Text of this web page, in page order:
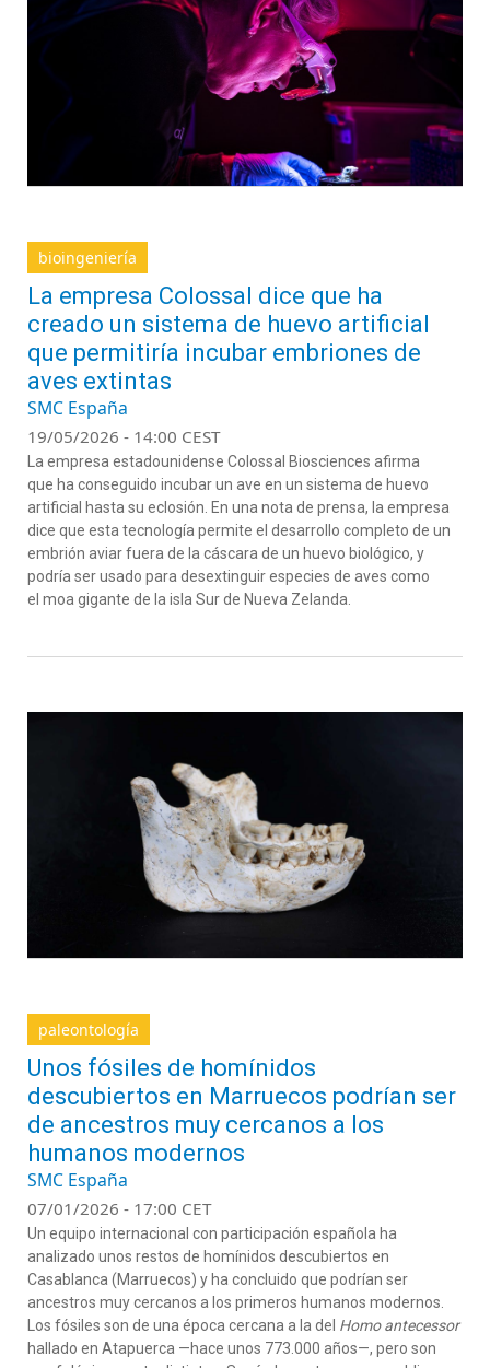
bioingeniería
La empresa Colossal dice que ha
creado un sistema de huevo artificial
que permitiría incubar embriones de
aves extintas
SMC España
19/05/2026 - 14:00 CEST
La empresa estadounidense Colossal Biosciences afirma
que ha conseguido incubar un ave en un sistema de huevo
artificial hasta su eclosión. En una nota de prensa, la empresa
dice que esta tecnología permite el desarrollo completo de un
embrión aviar fuera de la cáscara de un huevo biológico, y
podría ser usado para desextinguir especies de aves como
el moa gigante de la isla Sur de Nueva Zelanda.
paleontología
Unos fósiles de homínidos
descubiertos en Marruecos podrían ser
de ancestros muy cercanos a los
humanos modernos
SMC España
07/01/2026 - 17:00 CET
Un equipo internacional con participación española ha
analizado unos restos de homínidos descubiertos en
Casablanca (Marruecos) y ha concluido que podrían ser
ancestros muy cercanos a los primeros humanos modernos.
Los fósiles son de una época cercana a la del Homo antecessor
hallado en Atapuerca —hace unos 773.000 años—, pero son